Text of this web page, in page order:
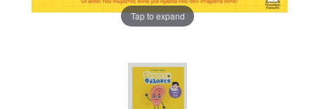
Tap to expand